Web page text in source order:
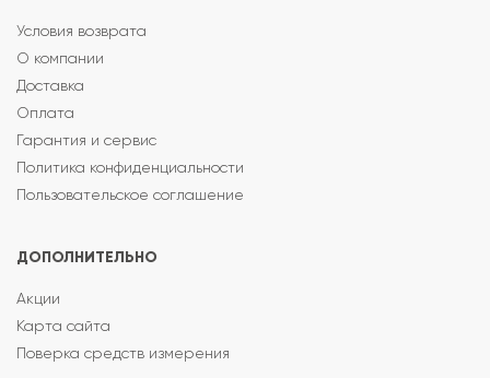
Условия возврата
О компании
Доставка
Оплата
Гарантия и сервис
Политика конфиденциальности
Пользовательское соглашение
ДОПОЛНИТЕЛЬНО
Акции
Карта сайта
Поверка средств измерения